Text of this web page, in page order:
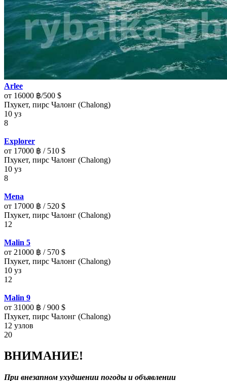
Arlee
от 16000 ฿/500 $
Пхукет, пирс Чалонг (Chalong)
10 уз
8
Explorer
от 17000 ฿ / 510 $
Пхукет, пирс Чалонг (Chalong)
10 уз
8
Mena
от 17000 ฿ / 520 $
Пхукет, пирс Чалонг (Chalong)
12
Malin 5
от 21000 ฿ / 570 $
Пхукет, пирс Чалонг (Chalong)
10 уз
12
Malin 9
от 31000 ฿ / 900 $
Пхукет, пирс Чалонг (Chalong)
12 узлов
20
ВНИМАНИЕ!
При внезапном ухудшении погоды и объявлении